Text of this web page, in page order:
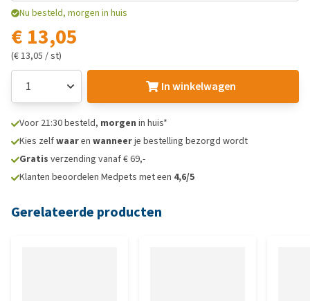
Nu besteld, morgen in huis
€ 13,05
(€ 13,05 / st)
In winkelwagen
Voor 21:30 besteld, morgen in huis*
Kies zelfwaaren wanneerje bestelling bezorgd wordt
Gratis verzending vanaf € 69,-
Klanten beoordelen Medpets met een 4,6/5
Gerelateerde producten